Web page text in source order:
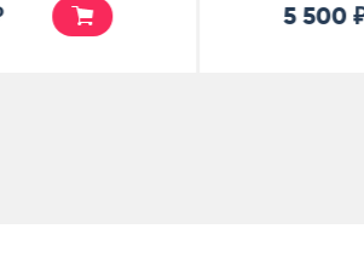
6 000 ₽